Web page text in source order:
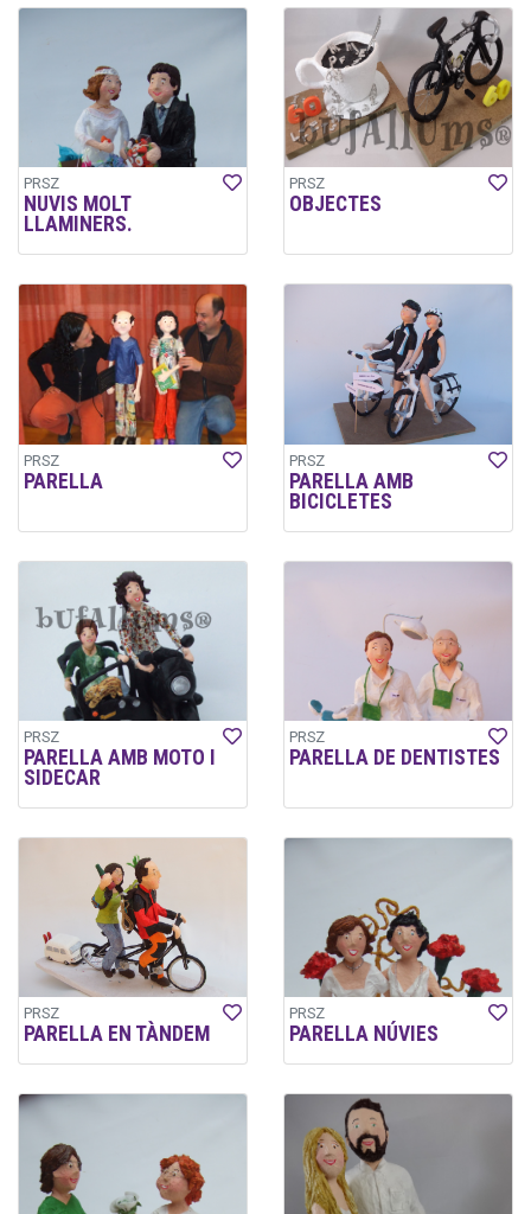
PRSZ
NUVIS MOLT
LLAMINERS.
PRSZ
OBJECTES
PRSZ
PARELLA
PRSZ
PARELLA AMB
BICICLETES
PRSZ
PARELLA AMB MOTO I
SIDECAR
PRSZ
PARELLA DE DENTISTES
PRSZ
PARELLA EN TÀNDEM
PRSZ
PARELLA NÚVIES